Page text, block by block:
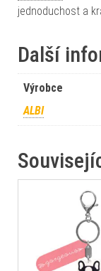
jednoduchost a
Další
Výrobce
ALBI